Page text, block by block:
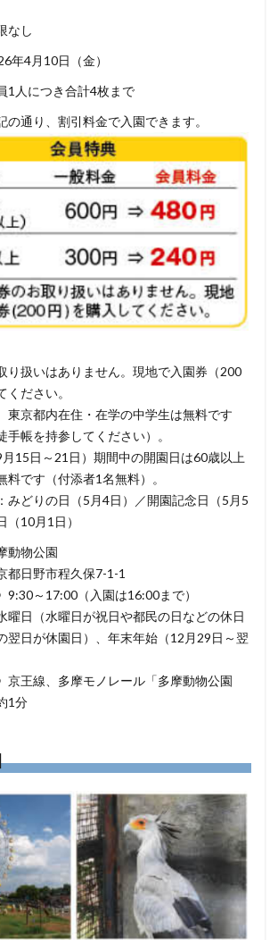
なし
年4月10日（金）
1人につき合計4枚まで
の通り、割引料金で入園できます。
り扱いはありません。現地で入園券（200
ください。
東京都内在住・在学の中学生は無料です
手帳を持参してください）。
15日～21日）期間中の開園日は60歳以上
料です（付添者1名無料）。
みどりの日（5月4日）／開園記念日（5月5
（10月1日）
動物公園
都日野市程久保7-1-1
～17:00（入園は16:00まで）
日（水曜日が祝日や都民の日などの休日
翌日が休園日）、年末年始（12月29日～翌
京王線、多摩モノレール「多摩動物公園
1分